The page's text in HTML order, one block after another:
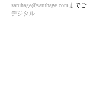
saruhage@saruhage.com まで
デジタル